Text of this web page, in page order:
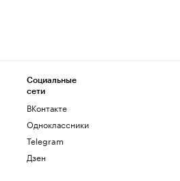
Социальные
сети
ВКонтакте
Одноклассники
Telegram
Дзен